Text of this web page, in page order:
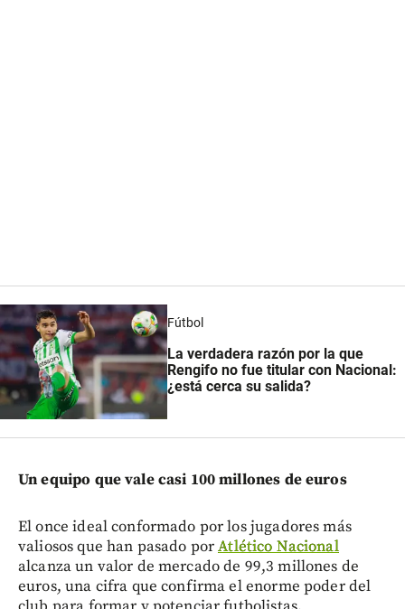
Fútbol
La verdadera razón por la que
Rengifo no fue titular con Nacional:
¿está cerca su salida?
Un equipo que vale casi 100 millones de euros
El once ideal conformado por los jugadores más
valiosos que han pasado porAtlético Nacional
alcanza un valor de mercado de 99,3 millones de
euros, una cifra que confirma el enorme poder del